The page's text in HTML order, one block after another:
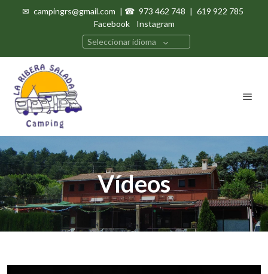
✉ campingrs@gmail.com | ☎ 973 462 748 | 619 922 785
Facebook
Instagram
Seleccionar idioma
Vídeos